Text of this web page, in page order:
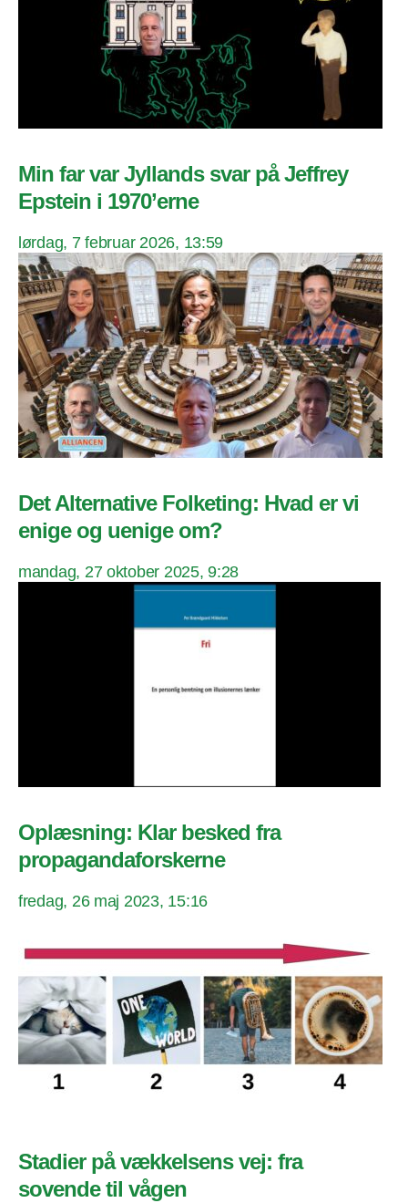
Min far var Jyllands svar på Jeffrey
Epstein i 1970’erne
lørdag, 7 februar 2026, 13:59
Det Alternative Folketing: Hvad er vi
enige og uenige om?
mandag, 27 oktober 2025, 9:28
Oplæsning: Klar besked fra
propagandaforskerne
fredag, 26 maj 2023, 15:16
Stadier på vækkelsens vej: fra
sovende til vågen